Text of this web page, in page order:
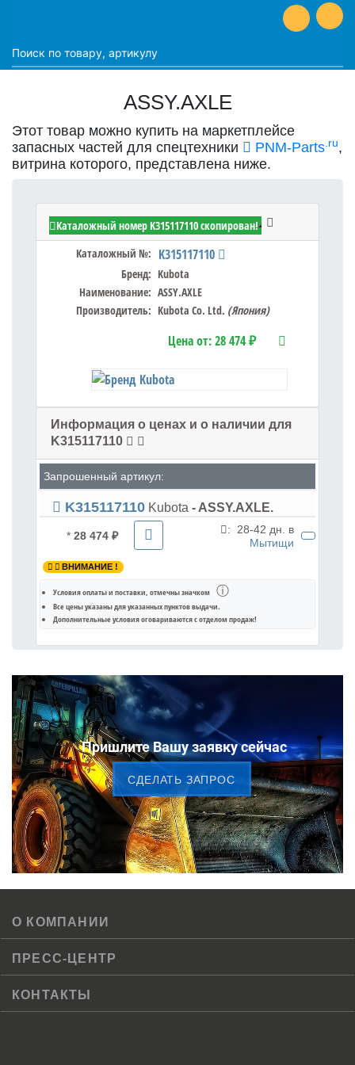
ASSY.AXLE
Этот товар можно купить на маркетплейсе
запасных частей для спецтехники
PNM-Parts.ru,
витрина которого, представлена ниже.
Kubota K315117110 - ASSY.AXLE
Каталожный №: K315117110
Бренд: Kubota
Наименование: ASSY.AXLE
Производитель: Kubota Co. Ltd. (Япония)
Цена от:28 474 ₽
Каталожный номер K315117110 скопирован!
Информация о ценах и о наличии для
K315117110
Запрошенный артикул:
K315117110 Kubota - ASSY.AXLE.
* 28 474 ₽ : 28-42 дн. в
Мытищи
ВНИМАНИЕ !
Условия оплаты и поставки, отмечны значком ⓘ
Все цены указаны дляуказанных пунктов выдачи.
Дополнительные условия оговариваются с отделом продаж!
Пришлите Вашу заявку сейчас
CДЕЛАТЬ ЗАПРОС
О КОМПАНИИ
ПРЕСС-ЦЕНТР
КОНТАКТЫ